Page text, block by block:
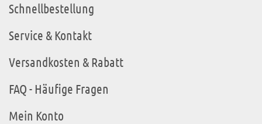
Schnellbestellung
Service & Kontakt
Versandkosten & Rabatt
FAQ - Häufige Fragen
Mein Konto